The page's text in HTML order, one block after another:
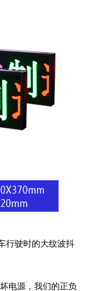
行驶时的大纹波抖
电源，我们的正负